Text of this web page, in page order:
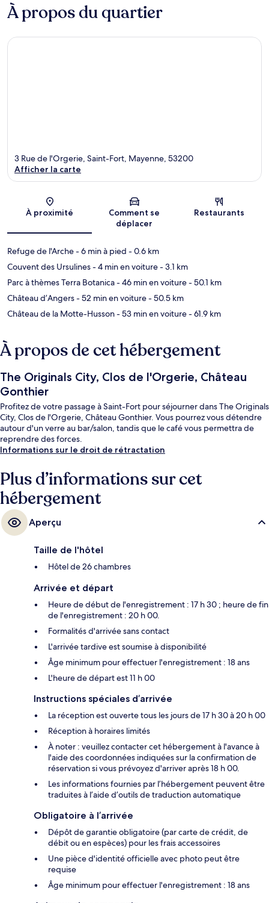
À propos du quartier
Carte
3 Rue de l'Orgerie, Saint-Fort, Mayenne, 53200
Afficher la carte
À proximité
Comment se
déplacer
Restaurants
Refuge de l'Arche- 6 min à pied - 0.6 km
Couvent des Ursulines- 4 min en voiture- 3.1 km
Parc à thèmes Terra Botanica- 46 min en voiture- 50.1 km
Château d’Angers- 52 min en voiture- 50.5 km
Château de la Motte-Husson- 53 min en voiture- 61.9 km
À propos de cet hébergement
The Originals City, Clos de l'Orgerie, Château
Gonthier
Profitez de votre passage à Saint-Fort pour séjourner dans The Originals
City, Clos de l'Orgerie, Château Gonthier. Vous pourrez vous détendre
autour d'un verre au bar/salon, tandis que le café vous permettra de
reprendre des forces.
Informations sur le droit de rétractation
Plus d’informations sur cet
hébergement
Aperçu
Taille de l'hôtel
Hôtel de 26 chambres
Arrivée et départ
Heure de début de l'enregistrement : 17 h 30 ; heure de fin
de l'enregistrement : 20 h 00.
Formalités d'arrivée sans contact
L'arrivée tardive est soumise à disponibilité
Âge minimum pour effectuer l'enregistrement : 18 ans
L'heure de départ est 11 h 00
Instructions spéciales d’arrivée
La réception est ouverte tous les jours de 17 h 30 à 20 h 00
Réception à horaires limités
À noter : veuillez contacter cet hébergement à l'avance à
l'aide des coordonnées indiquées sur la confirmation de
réservation si vous prévoyez d'arriver après 18 h 00.
Les informations fournies par l’hébergement peuvent être
traduites à l’aide d’outils de traduction automatique
Obligatoire à l’arrivée
Dépôt de garantie obligatoire (par carte de crédit, de
débit ou en espèces) pour les frais accessoires
Une pièce d'identité officielle avec photo peut être
requise
Âge minimum pour effectuer l'enregistrement : 18 ans